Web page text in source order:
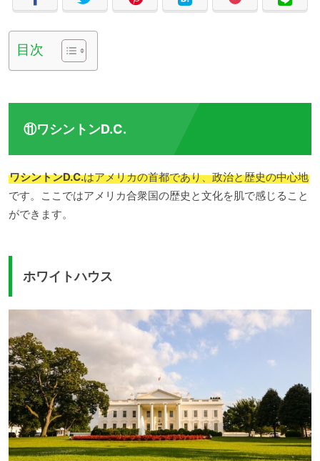
目次
⑪ワシントンD.C.
ワシントンD.C.はアメリカの首都であり、政治と歴史の中心地
です。ここではアメリカ合衆国の歴史と文化を肌で感じること
ができます。
ホワイトハウス